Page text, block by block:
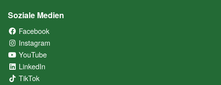
Soziale Medien
Facebook
Instagram
YouTube
LinkedIn
TikTok